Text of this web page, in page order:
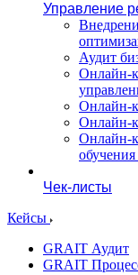
Управление
Аудит
Онлайн-
Онлайн-
Онлайн-
Онлайн-
Чек-листы
Кейсы
GRAIT Аудит
GRAIT